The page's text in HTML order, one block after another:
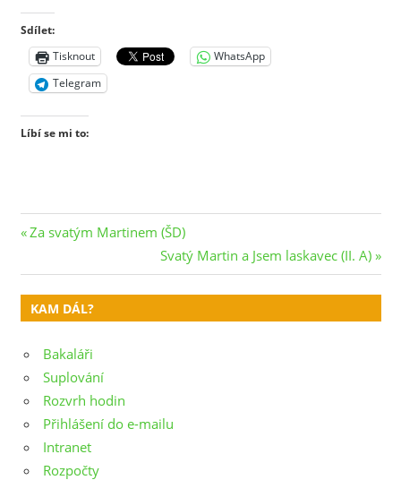
Sdílet:
Tisknout
WhatsApp
Telegram
Líbí se mi to:
Navigace
pro
příspěvek
Previous
Za svatým Martinem (ŠD)
Next
Post:
Svatý Martin a Jsem laskavec (II. A)
KAM DÁL?
Bakaláři
Suplování
Rozvrh hodin
Přihlášení do e-mailu
Intranet
Rozpočty